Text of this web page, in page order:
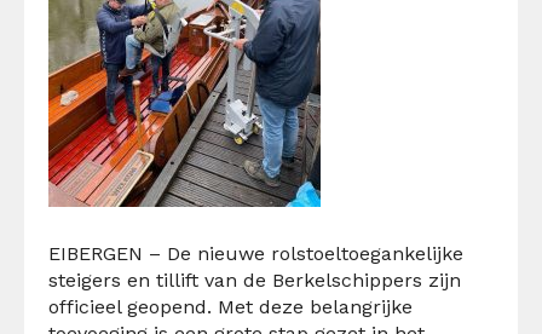
EIBERGEN – De nieuwe rolstoeltoegankelijke
steigers en tillift van de Berkelschippers zijn
officieel geopend. Met deze belangrijke